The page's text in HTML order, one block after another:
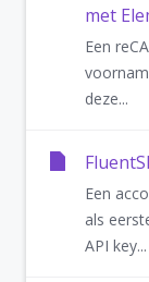
met
Een
deze...
Een
als
API key...